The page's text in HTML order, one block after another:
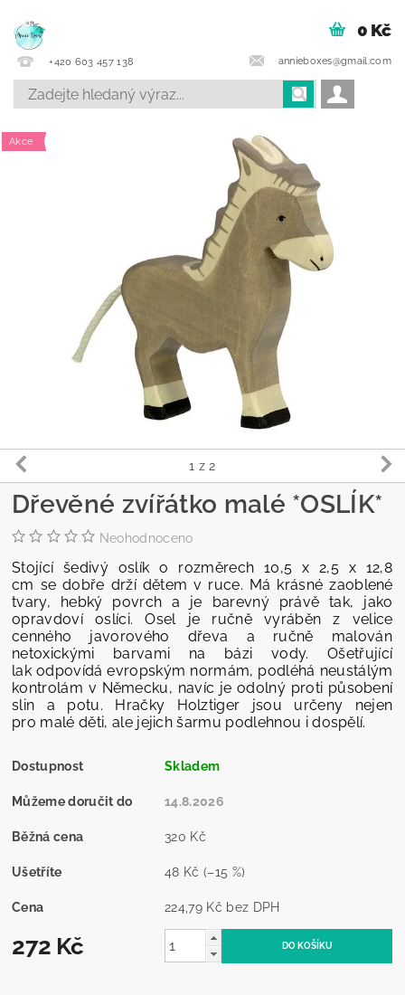
+420 603 457 138 annieboxes@gmail.com
0 Kč
Akce
1 z 2
Dřevěné zvířátko malé *OSLÍK*
Neohodnoceno
Stojící šedivý oslík o rozměrech 10,5 x 2,5 x 12,8
cm se dobře drží dětem v ruce. Má krásné zaoblené
tvary, hebký povrch a je barevný právě tak, jako
opravdoví oslíci. Osel je ručně vyráběn z velice
cenného javorového dřeva a ručně malován
netoxickými barvami na bázi vody. Ošetřující
lak odpovídá evropským normám, podléhá neustálým
kontrolám v Německu, navíc je odolný proti působení
slin a potu. Hračky Holztiger jsou určeny nejen
pro malé děti, ale jejich šarmu podlehnou i dospělí.
Dostupnost Skladem
Můžeme doručit do 14.8.2026
Běžná cena 320 Kč
Ušetříte 48 Kč(–15 %)
Cena 224,79 Kč bez DPH
272 Kč